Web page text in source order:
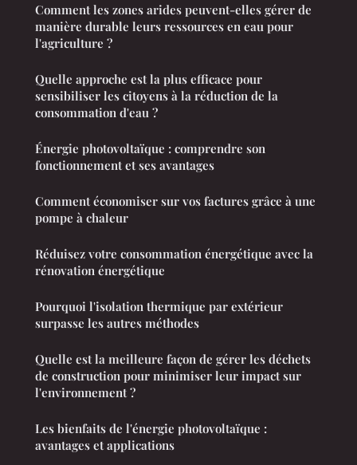
Comment les zones arides peuvent-elles gérer de
manière durable leurs ressources en eau pour
l'agriculture ?
Quelle approche est la plus efficace pour
sensibiliser les citoyens à la réduction de la
consommation d'eau ?
Énergie photovoltaïque : comprendre son
fonctionnement et ses avantages
Comment économiser sur vos factures grâce à une
pompe à chaleur
Réduisez votre consommation énergétique avec la
rénovation énergétique
Pourquoi l'isolation thermique par extérieur
surpasse les autres méthodes
Quelle est la meilleure façon de gérer les déchets
de construction pour minimiser leur impact sur
l'environnement ?
Les bienfaits de l'énergie photovoltaïque :
avantages et applications